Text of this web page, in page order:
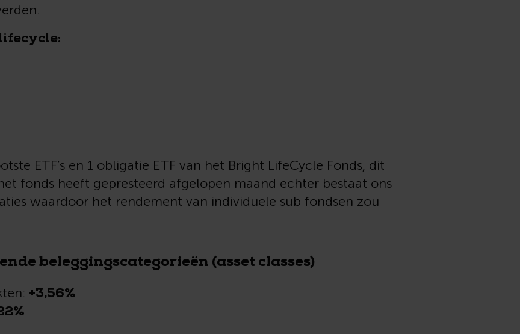
ETF’s en 1 obligatie ETF van het Bright LifeCycle Fonds, dit
fonds heeft gepresteerd afgelopen maand echter bestaat ons
waardoor het rendement van individuele sub fondsen zou
beleggingscategorieën (asset classes)
+3,56%